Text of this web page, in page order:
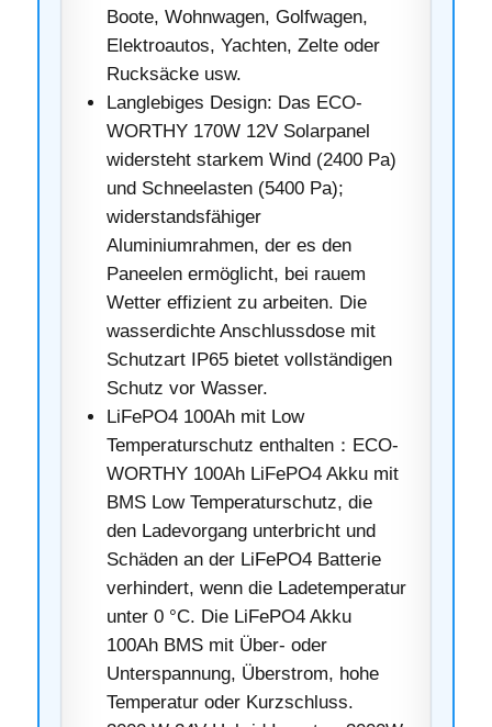
Boote, Wohnwagen, Golfwagen,
Elektroautos, Yachten, Zelte oder
Rucksäcke usw.
Langlebiges Design: Das ECO-
WORTHY 170W 12V Solarpanel
widersteht starkem Wind (2400 Pa)
und Schneelasten (5400 Pa);
widerstandsfähiger
Aluminiumrahmen, der es den
Paneelen ermöglicht, bei rauem
Wetter effizient zu arbeiten. Die
wasserdichte Anschlussdose mit
Schutzart IP65 bietet vollständigen
Schutz vor Wasser.
LiFePO4 100Ah mit Low
Temperaturschutz enthalten：ECO-
WORTHY 100Ah LiFePO4 Akku mit
BMS Low Temperaturschutz, die
den Ladevorgang unterbricht und
Schäden an der LiFePO4 Batterie
verhindert, wenn die Ladetemperatur
unter 0 °C. Die LiFePO4 Akku
100Ah BMS mit Über- oder
Unterspannung, Überstrom, hohe
Temperatur oder Kurzschluss.